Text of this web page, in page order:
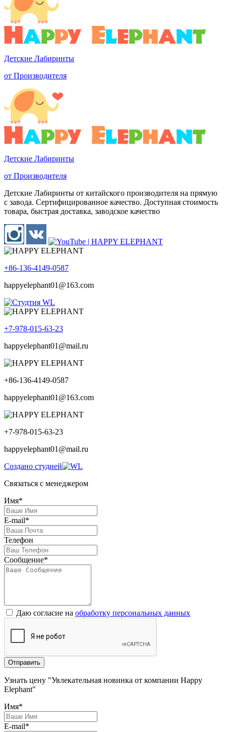
Детские Лабиринты
от Производителя
Детские Лабиринты
от Производителя
Детские Лабиринты от китайского производителя на прямую
с завода. Сертифицированное качество. Доступная стоимость
товара, быстрая доставка, заводское качество
+86-136-4149-0587
happyelephant01@163.com
+7-978-015-63-23
happyelephant01@mail.ru
+86-136-4149-0587
happyelephant01@163.com
+7-978-015-63-23
happyelephant01@mail.ru
Создано студией
Связаться с менеджером
Имя*
E-mail*
Телефон
Сообщение*
Даю согласие на обработку персональных данных
Отправить
Узнать цену "Увлекательная новинка от компании Happy
Elephant"
Имя*
E-mail*